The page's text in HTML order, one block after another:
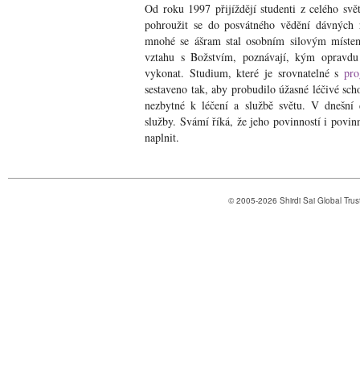
Od roku 1997 přijíždějí studenti z celého
pohroužit se do posvátného vědění
mnohé se ášram stal osobním silovým
vztahu s Božstvím, poznávají, kým
vykonat. Studium, které je srovnatelné s
sestaveno tak, aby probudilo úžasné léčivé
nezbytné k léčení a službě světu. V
služby. Svámí říká, že jeho povinností i
naplnit.
© 2005-2026 Shirdi Sai Global